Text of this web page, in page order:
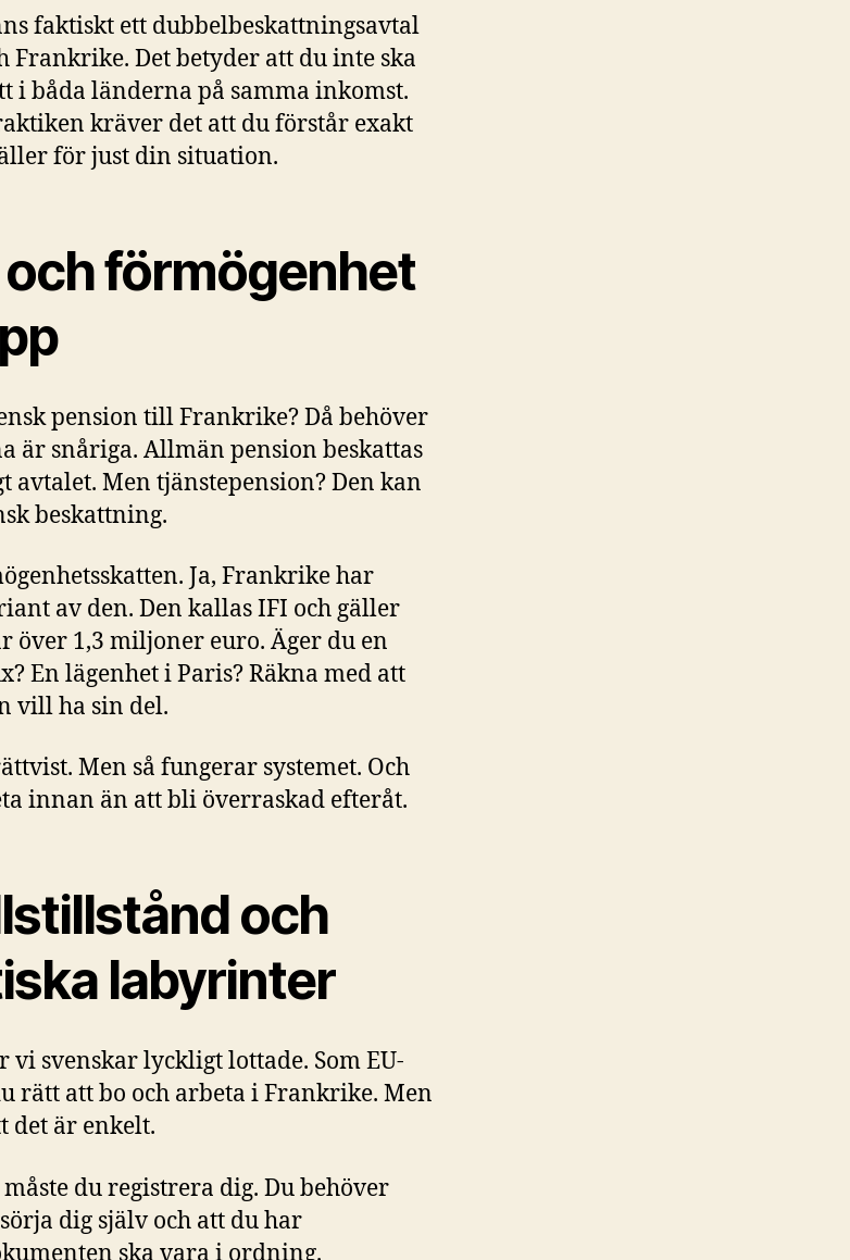
faktiskt ett dubbelbeskattningsavtal
Frankrike. Det betyder att du inte ska
i båda länderna på samma inkomst.
kräver det att du förstår exakt
för just din situation.
förmögenhet
pension till Frankrike? Då behöver
är snåriga. Allmän pension beskattas
avtalet. Men tjänstepension? Den kan
beskattning.
Ja, Frankrike har
av den. Den kallas IFI och gäller
över 1,3 miljoner euro. Äger du en
En lägenhet i Paris? Räkna med att
vill ha sin del.
Men så fungerar systemet. Och
innan än att bli överraskad efteråt.
och
labyrinter
vi svenskar lyckligt lottade. Som EU-
rätt att bo och arbeta i Frankrike. Men
det är enkelt.
du registrera dig. Du behöver
dig själv och att du har
ska vara i ordning.